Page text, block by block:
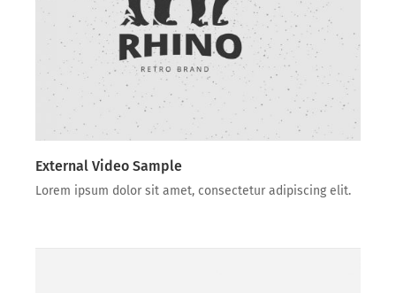
External Video Sample
Lorem ipsum dolor sit amet, consectetur adipiscing elit.